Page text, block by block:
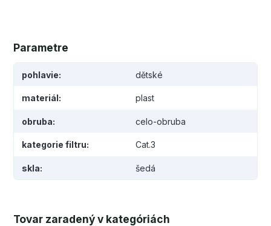
Parametre
pohlavie dětské
materiál plast
obruba celo-obruba
kategorie filtru Cat.3
skla šedá
Tovar zaradený v kategóriách